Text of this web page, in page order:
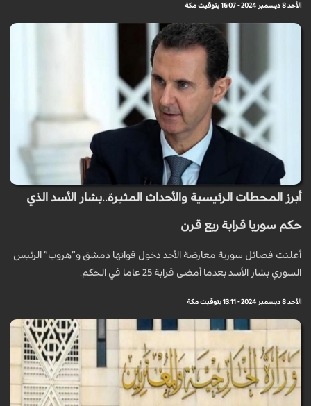
الأحد 8 ديسمبر 2024 - 16:07 بتوقيت مكة
أبرز المحطات الرئيسية والأحداث المثيرة..بشار الأسد الذي
حكم سوريا قرابة ربع قرن
أعلنت فصائل سورية معارضة الأحد دخول قواتها دمشق و”هروب” الرئيس
السوري بشار الأسد بعدما أمضى قرابة 25 عاما في الحكم.
الأحد 8 ديسمبر 2024 - 13:11 بتوقيت مكة